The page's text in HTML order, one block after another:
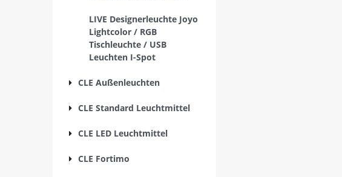
LIVE Designerleuchte Joyo
Lightcolor / RGB
Tischleuchte / USB
Leuchten I-Spot
CLE Außenleuchten
CLE Standard Leuchtmittel
CLE LED Leuchtmittel
CLE Fortimo